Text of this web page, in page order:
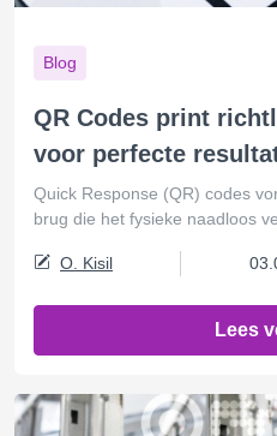
Blog
QR Codes print
voor perfecte
Quick Response (QR) codes
brug die het fysieke naadloos
O. Kisil
Lees